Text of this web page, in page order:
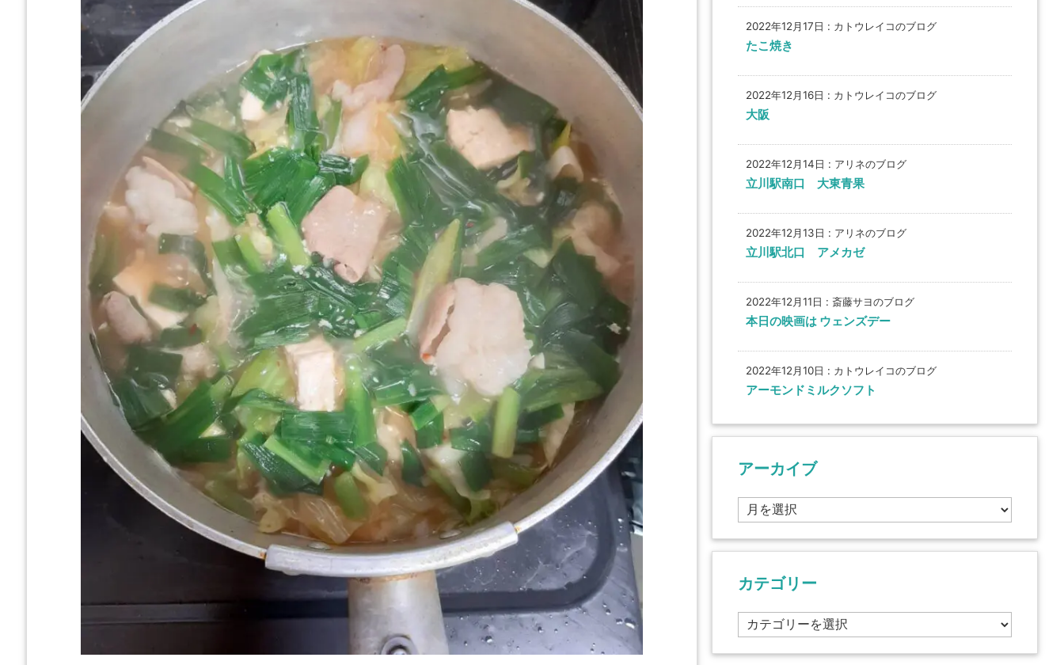
2022年12月17日 : カトウレイコのブログ
たこ焼き
2022年12月16日 : カトウレイコのブログ
大阪
2022年12月14日 : アリネのブログ
立川駅南口 大東青果
2022年12月13日 : アリネのブログ
立川駅北口 アメカゼ
2022年12月11日 : 斎藤サヨのブログ
本日の映画は ウェンズデー
2022年12月10日 : カトウレイコのブログ
アーモンドミルクソフト
アーカイブ
ア
ー
カ
イ
カテゴリー
カ
テ
ゴ